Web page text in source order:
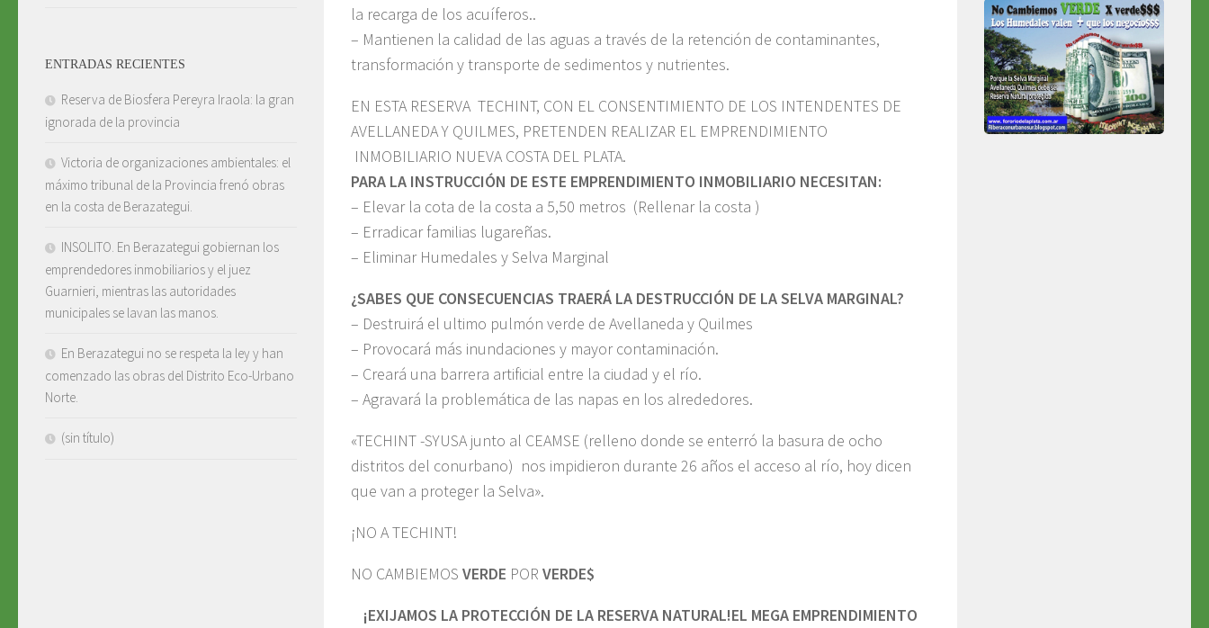
la recarga de los acuíferos..
– Mantienen la calidad de las aguas a través de la retención de contaminantes,
transformación y transporte de sedimentos y nutrientes.
EN ESTA RESERVA TECHINT, CON EL CONSENTIMIENTO DE LOS INTENDENTES DE
AVELLANEDA Y QUILMES, PRETENDEN REALIZAR EL EMPRENDIMIENTO
INMOBILIARIO NUEVA COSTA DEL PLATA.
PARA LA INSTRUCCIÓN DE ESTE EMPRENDIMIENTO INMOBILIARIO NECESITAN:
– Elevar la cota de la costa a 5,50 metros (Rellenar la costa )
– Erradicar familias lugareñas.
– Eliminar Humedales y Selva Marginal
¿SABES QUE CONSECUENCIAS TRAERÁ LA DESTRUCCIÓN DE LA SELVA MARGINAL?
– Destruirá el ultimo pulmón verde de Avellaneda y Quilmes
– Provocará más inundaciones y mayor contaminación.
– Creará una barrera artificial entre la ciudad y el río.
– Agravará la problemática de las napas en los alrededores.
«TECHINT -SYUSA junto al CEAMSE (relleno donde se enterró la basura de ocho
distritos del conurbano) nos impidieron durante 26 años el acceso al río, hoy dicen
que van a proteger la Selva».
¡NO A TECHINT!
NO CAMBIEMOS VERDE POR VERDE$
¡EXIJAMOS LA PROTECCIÓN DE LA RESERVA NATURAL!EL MEGA EMPRENDIMIENTO
ENTRADAS RECIENTES
Reserva de Biosfera Pereyra Iraola: la gran
ignorada de la provincia
Victoria de organizaciones ambientales: el
máximo tribunal de la Provincia frenó obras
en la costa de Berazategui.
INSOLITO. En Berazategui gobiernan los
emprendedores inmobiliarios y el juez
Guarnieri, mientras las autoridades
municipales se lavan las manos.
En Berazategui no se respeta la ley y han
comenzado las obras del Distrito Eco-Urbano
Norte.
(sin título)